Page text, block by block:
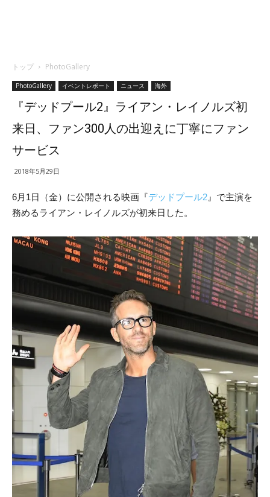
トップ PhotoGallery
PhotoGallery イベントレポート ニュース 海外
『デッドプール2』ライアン・レイノルズ初
来日、ファン300人の出迎えに丁寧にファン
サービス
2018年5月29日
6月1日（金）に公開される映画『デッドプール2 』で主演を
務めるライアン・レイノルズが初来日した。